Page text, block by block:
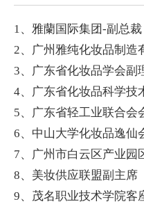
1、雅蘭国际集团-副总裁
2、广州雅纯化妆品制造
3、广东省化妆品学会副
4、广东省化妆品科学技
5、广东省轻工业联合会
6、中山大学化妆品逸仙
7、广州市白云区产业园
8、美妆供应联盟副主席
9、茂名职业技术学院客